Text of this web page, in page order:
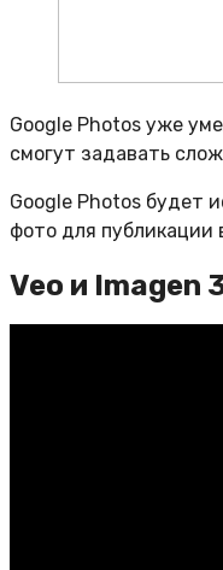
Google Photos уже
смогут задавать
Google Photos будет
фото для публикации
Veo и Imagen